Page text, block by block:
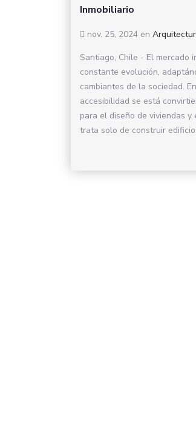
Inmobiliario
nov. 25, 2024 en
Santiago, Chile - El mercado
constante evolución,
cambiantes de la sociedad.
accesibilidad se está
para el diseño de viviendas y
trata solo de construir